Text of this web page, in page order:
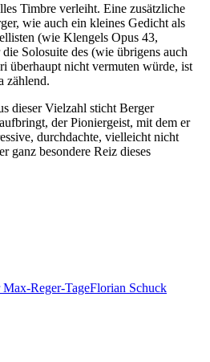
Timbre verleiht. Eine zusätzliche
wie auch ein kleines Gedicht als
(wie Klengels Opus 43,
Solosuite des (wie übrigens auch
überhaupt nicht vermuten würde, ist
zählend.
dieser Vielzahl sticht Berger
der Pioniergeist, mit dem er
durchdachte, vielleicht nicht
ganz besondere Reiz dieses
Max-Reger-TageFlorian Schuck